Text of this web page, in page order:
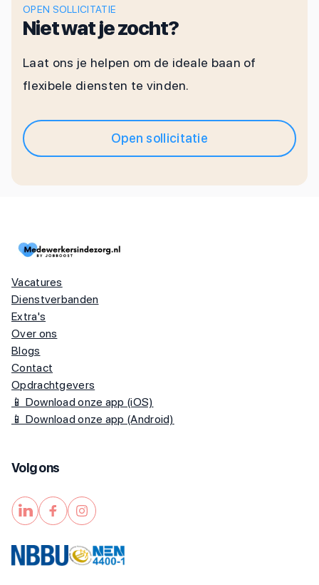
OPEN SOLLICITATIE
Niet wat je zocht?
Laat ons je helpen om de ideale baan of
flexibele diensten te vinden.
Open sollicitatie
Vacatures
Dienstverbanden
Extra's
Over ons
Blogs
Contact
Opdrachtgevers
📱 Download onze app (iOS)
📱 Download onze app (Android)
Volg ons